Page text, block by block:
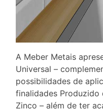
A Meber Metais
Universal –
possibilidades de
finalidades
Zinco – além de ter